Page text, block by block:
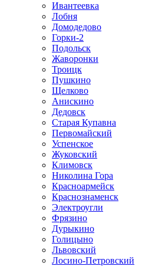
Ивантеевка
Лобня
Домодедово
Горки-2
Подольск
Жаворонки
Троицк
Пушкино
Щелково
Анискино
Дедовск
Старая Купавна
Первомайский
Успенское
Жуковский
Климовск
Николина Гора
Красноармейск
Краснознаменск
Электроугли
Фрязино
Дурыкино
Голицыно
Львовский
Лосино-Петровский